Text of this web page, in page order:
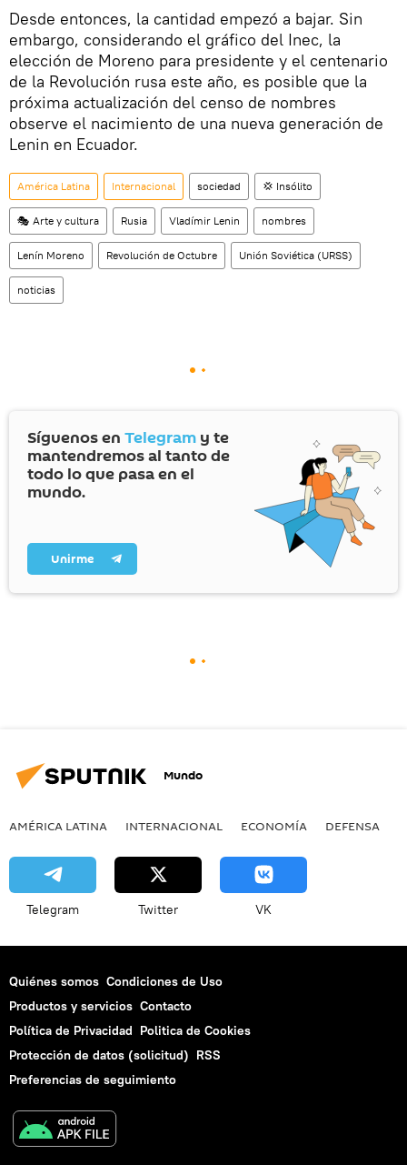
Desde entonces, la cantidad empezó a bajar. Sin
embargo, considerando el gráfico del Inec, la
elección de Moreno para presidente y el centenario
de la Revolución rusa este año, es posible que la
próxima actualización del censo de nombres
observe el nacimiento de una nueva generación de
Lenin en Ecuador.
América Latina Internacional sociedad 💢 Insólito
🎭 Arte y cultura Rusia Vladímir Lenin nombres
Lenín Moreno Revolución de Octubre Unión Soviética (URSS)
noticias
Síguenos en Telegram y te
mantendremos al tanto de
todo lo que pasa en el
mundo.
Unirme
Mundo
AMÉRICA LATINA INTERNACIONAL ECONOMÍA DEFENSA
Telegram Twitter VK
Quiénes somos Condiciones de Uso
Productos y servicios Contacto
Política de Privacidad Politica de Cookies
Protección de datos (solicitud) RSS
Preferencias de seguimiento